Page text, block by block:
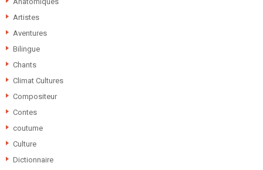
Artistes
Aventures
Bilingue
Chants
Climat Cultures
Compositeur
Contes
coutume
Culture
Dictionnaire